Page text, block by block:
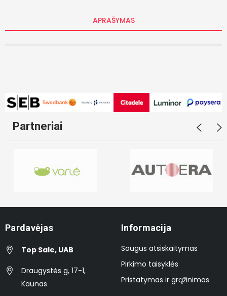
APRAŠYMAS
Partneriai
Pardavėjas
Top Sale, UAB
Draugystės g, 17-1,
Kaunas
Informacija
Saugus atsiskaitymas
Pirkimo taisyklės
Pristatymas ir grąžinimas